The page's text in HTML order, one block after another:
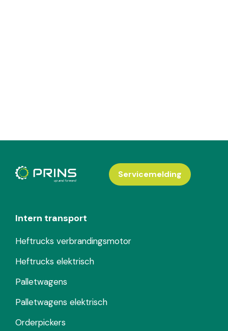
Intern transport
Heftrucks verbrandingsmotor
Heftrucks elektrisch
Palletwagens
Palletwagens elektrisch
Orderpickers
Servicemelding